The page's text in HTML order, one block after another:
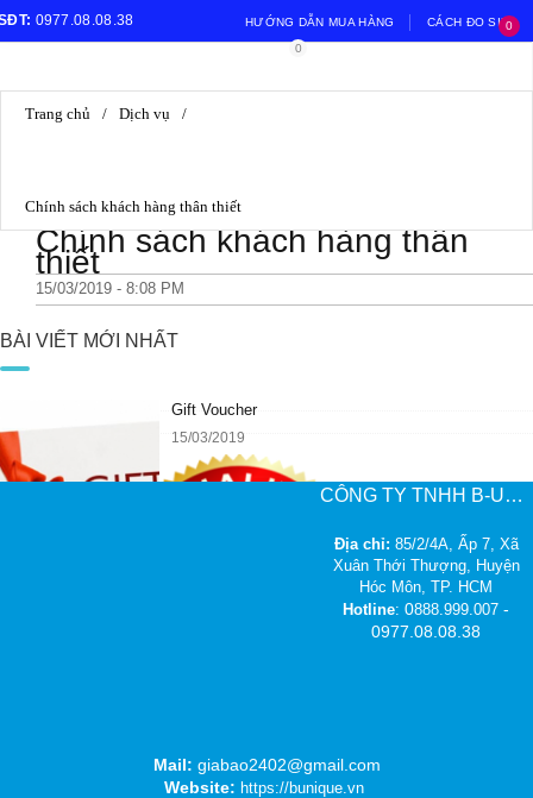
0977.08.08.38 HƯỚNG DẪN MUA HÀNG CÁCH ĐO SIZE
0
0
Trang chủ / Dịch vụ /
Chính sách khách hàng thân thiết
Chính sách khách hàng thân
thiết
15/03/2019 - 8:08 PM
BÀI VIẾT MỚI NHẤT
Gift Voucher
15/03/2019
CÔNG TY TNHH B-UNIQUE
Địa chỉ: 85/2/4A, Ấp 7, Xã
Xuân Thới Thượng, Huyện
Hóc Môn, TP. HCM
Hotline:0888.999.007 -
0977.08.08.38
Mail: giabao2402@gmail.com
Website: https://bunique.vn